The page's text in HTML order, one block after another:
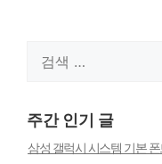
주간 인기 글
삼성 갤럭시 시스템 기본